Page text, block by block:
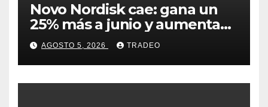
Novo Nordisk cae: gana un
25% más a junio y aumenta
previsiones, pero no
convence
AGOSTO 5, 2026 TRADEO